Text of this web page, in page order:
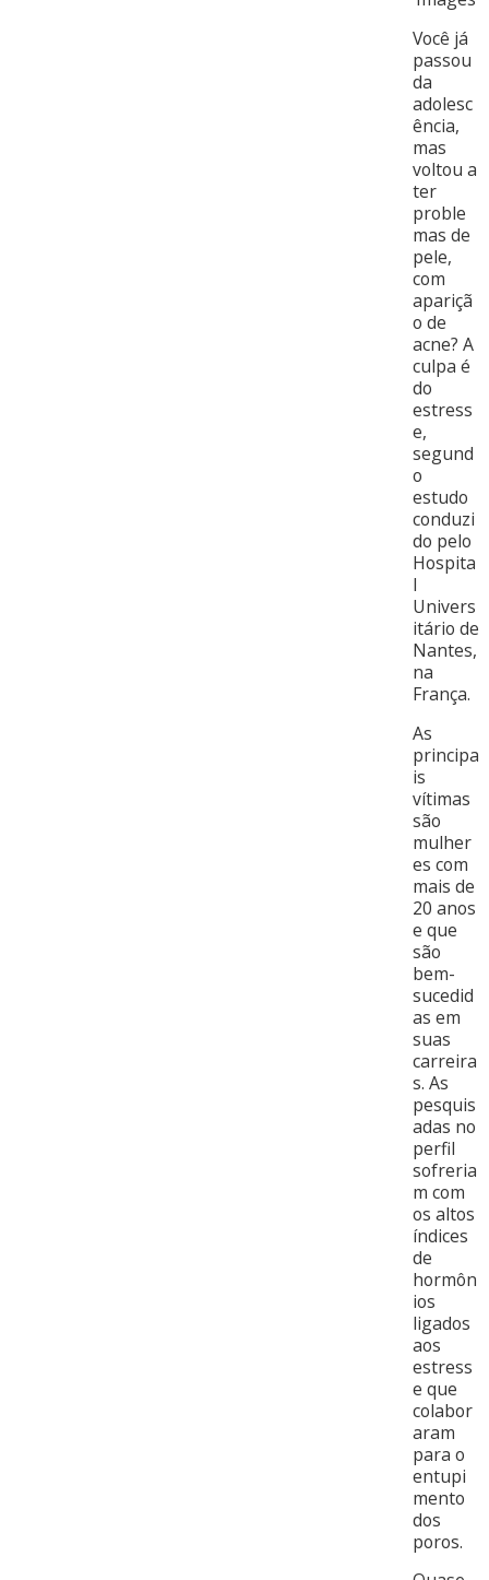
Você já
passou
da
adolesc
ência,
mas
voltou a
ter
proble
mas de
pele,
com
apariçã
o de
acne? A
culpa é
do
estress
e,
segund
o
estudo
conduzi
do pelo
Hospita
l
Univers
itário de
Nantes,
na
França.
As
principa
is
vítimas
são
mulher
es com
mais de
20 anos
e que
são
bem-
sucedid
as em
suas
carreira
s. As
pesquis
adas no
perfil
sofreria
m com
os altos
índices
de
hormôn
ios
ligados
aos
estress
e que
colabor
aram
para o
entupi
mento
dos
poros.